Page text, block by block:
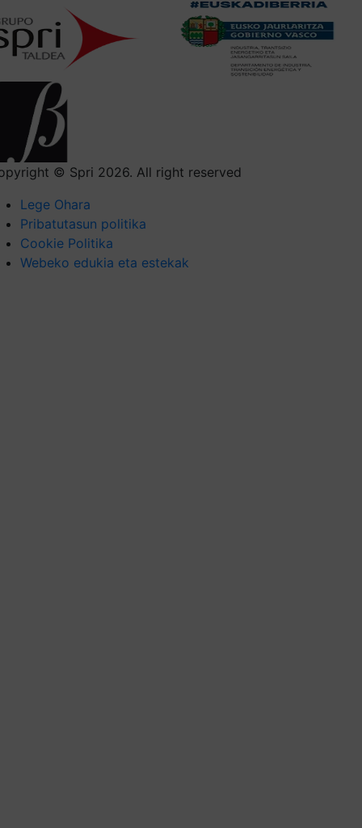
© Spri 2026. All right reserved
Lege Ohara
Pribatutasun politika
Cookie Politika
Webeko edukia eta estekak